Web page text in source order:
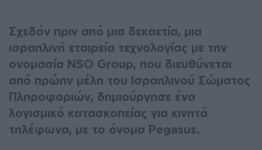
Σχεδόν πριν από μια δεκαετία, μια
ισραηλινή εταιρεία τεχνολογίας με την
ονομασία NSO Group, που διευθύνεται
από πρώην μέλη του Ισραηλινού Σώματος
Πληροφοριών, δημιούργησε ένα
λογισμικό κατασκοπείας για κινητά
τηλέφωνα, με το όνομα Pegasus.